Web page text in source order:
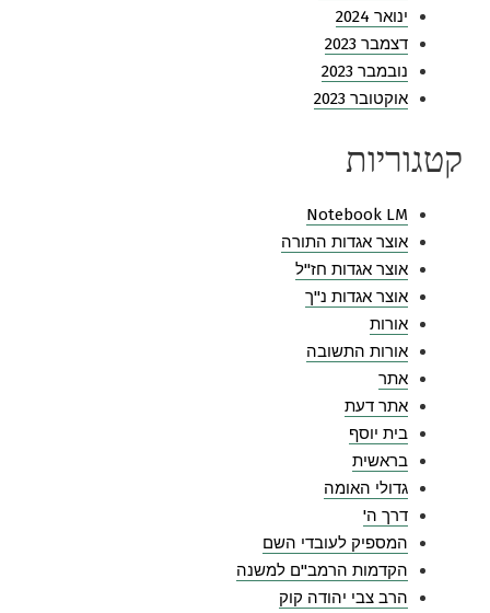
ינואר 2024
דצמבר 2023
נובמבר 2023
אוקטובר 2023
קטגוריות
Notebook LM
אוצר אגדות התורה
אוצר אגדות חז"ל
אוצר אגדות נ"ך
אורות
אורות התשובה
אתר
אתר דעת
בית יוסף
בראשית
גדולי האומה
דרך ה'
המספיק לעובדי השם
הקדמות הרמב"ם למשנה
הרב צבי יהודה קוק